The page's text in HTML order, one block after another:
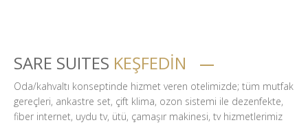
SARE SUITES KEŞFEDİN
Oda/kahvaltı konseptinde hizmet veren otelimizde; tüm mutfak
gereçleri, ankastre set, çift klima, ozon sistemi ile dezenfekte,
fiber internet, uydu tv, ütü, çamaşır makinesi, tv hizmetlerimiz